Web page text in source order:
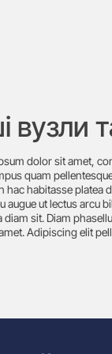
вузли
dolor sit amet,
quam
hac habitasse platea
augue ut lectus arcu
diam sit. Diam
Adipiscing elit